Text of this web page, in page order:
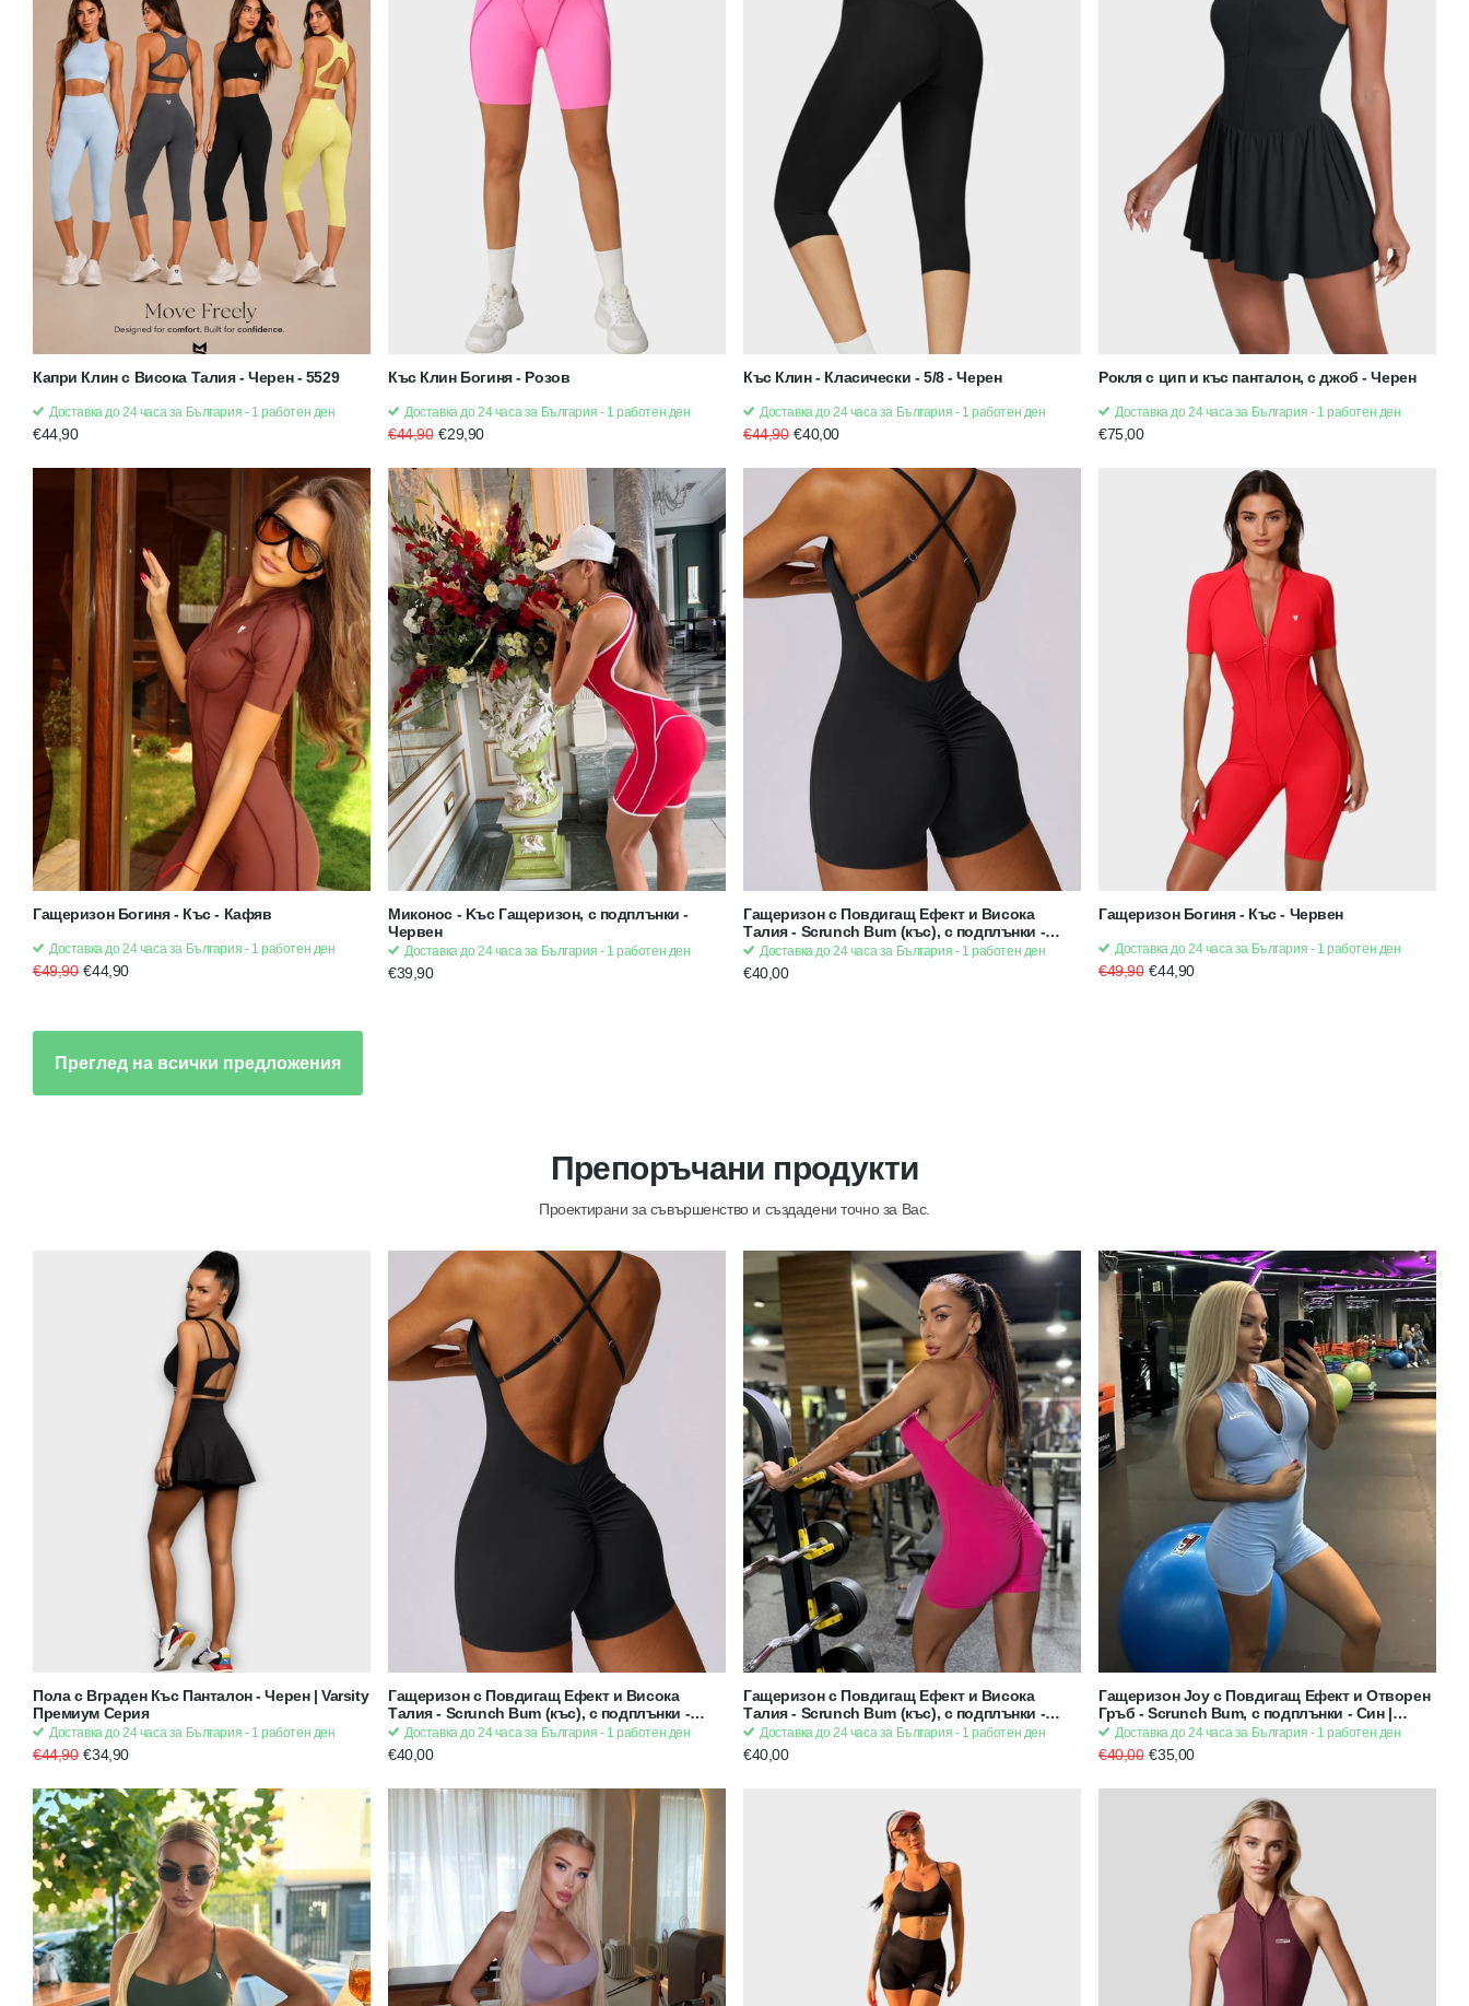
Капри Клин с Висока Талия - Черен - 5529
Доставка до 24 часа за България - 1 работен ден
€44,90
Къс Клин Богиня - Розов
Доставка до 24 часа за България - 1 работен ден
€44,90 €29,90
Къс Клин - Класически - 5/8 - Черен
Доставка до 24 часа за България - 1 работен ден
€44,90 €40,00
Рокля с цип и къс панталон, с джоб - Черен
Доставка до 24 часа за България - 1 работен ден
€75,00
Гащеризон Богиня - Къс - Кафяв
Доставка до 24 часа за България - 1 работен ден
€49,90 €44,90
Миконос - Kъс Гащеризон, с подплънки -
Червен
Доставка до 24 часа за България - 1 работен ден
€39,90
Гащеризон с Повдигащ Ефект и Висока
Талия - Scrunch Bum (къс), с подплънки -
Черен | Strong x Feminine
Доставка до 24 часа за България - 1 работен ден
€40,00
Гащеризон Богиня - Къс - Червен
Доставка до 24 часа за България - 1 работен ден
€49,90 €44,90
Преглед на всички предложения
Препоръчани продукти
Проектирани за съвършенство и създадени точно за Вас.
Пола с Вграден Къс Панталон - Черен | Varsity
Премиум Серия
Доставка до 24 часа за България - 1 работен ден
€44,90 €34,90
Гащеризон с Повдигащ Ефект и Висока
Талия - Scrunch Bum (къс), с подплънки -
Черен | Strong x Feminine
Доставка до 24 часа за България - 1 работен ден
€40,00
Гащеризон с Повдигащ Ефект и Висока
Талия - Scrunch Bum (къс), с подплънки -
Розов | Strong x Feminine
Доставка до 24 часа за България - 1 работен ден
€40,00
Гащеризон Joy с Повдигащ Ефект и Отворен
Гръб - Scrunch Bum, с подплънки - Син |
Strong x Feminine x Sexy
Доставка до 24 часа за България - 1 работен ден
€40,00 €35,00